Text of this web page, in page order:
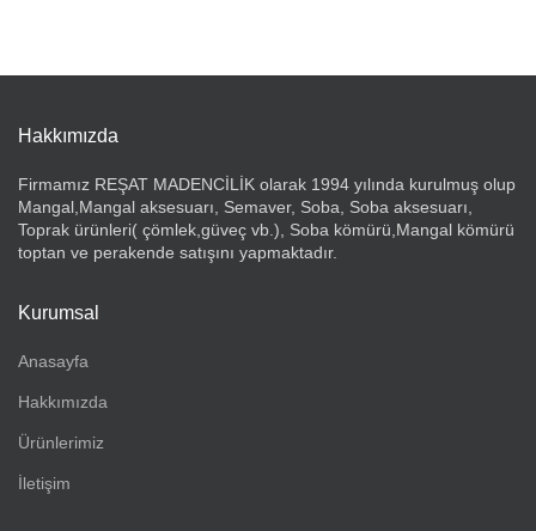
Hakkımızda
Firmamız REŞAT MADENCİLİK olarak 1994 yılında kurulmuş olup
Mangal,Mangal aksesuarı, Semaver, Soba, Soba aksesuarı,
Toprak ürünleri( çömlek,güveç vb.), Soba kömürü,Mangal kömürü
toptan ve perakende satışını yapmaktadır.
Kurumsal
Anasayfa
Hakkımızda
Ürünlerimiz
İletişim